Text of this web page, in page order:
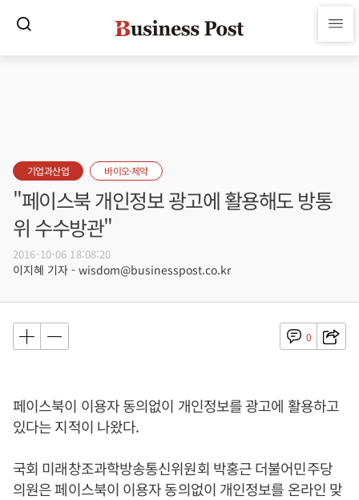
기업과산업 바이오·제약
"페이스북 개인정보 광고에 활용해도 방통
위 수수방관"
2016-10-06 18:08:20
이지혜 기자 - wisdom@businesspost.co.kr
0
페이스북이 이용자 동의없이 개인정보를 광고에 활용하고
있다는 지적이 나왔다.
국회 미래창조과학방송통신위원회 박홍근 더불어민주당
의원은 페이스북이 이용자 동의없이 개인정보를 온라인 맞